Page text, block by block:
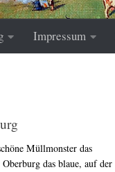
Impressum
Müllmonster das
das blaue, auf der